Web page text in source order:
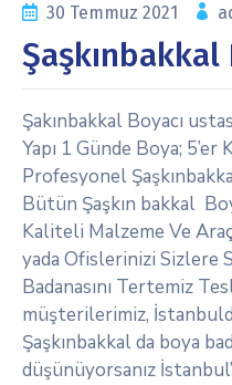
30 Temmuz 2021
Şaşkınbakkal
Şakınbakkal Boyacı
Yapı 1 Günde Boya;
Profesyonel
Bütün Şaşkın bakkal
Kaliteli Malzeme Ve
yada Ofislerinizi Sizlere
Badanasını Tertemiz
müşterilerimiz,
Şaşkınbakkal da boya
düşünüyorsanız